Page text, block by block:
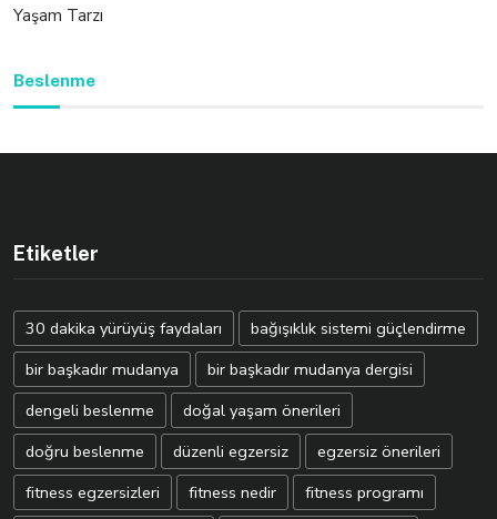
Yaşam Tarzı
Beslenme
Etiketler
30 dakika yürüyüş faydaları
bağışıklık sistemi güçlendirme
bir başkadır mudanya
bir başkadır mudanya dergisi
dengeli beslenme
doğal yaşam önerileri
doğru beslenme
düzenli egzersiz
egzersiz önerileri
fitness egzersizleri
fitness nedir fitness programı